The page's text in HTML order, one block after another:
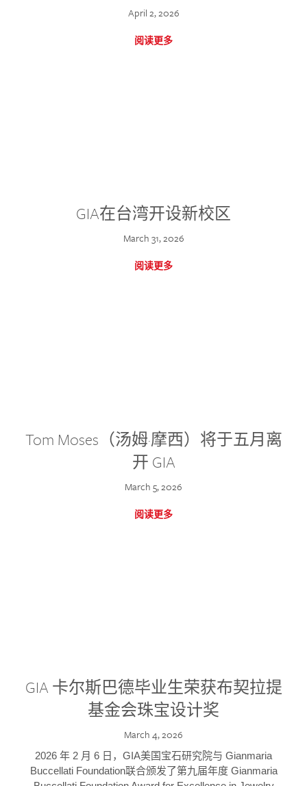
April 2, 2026
阅读更多
GIA在台湾开设新校区
March 31, 2026
阅读更多
Tom Moses（汤姆·摩西）将于五月离
开 GIA
March 5, 2026
阅读更多
GIA 卡尔斯巴德毕业生荣获布契拉提
基金会珠宝设计奖
March 4, 2026
2026 年 2 月 6 日，GIA美国宝石研究院与 Gianmaria
Buccellati Foundation联合颁发了第九届年度 Gianmaria